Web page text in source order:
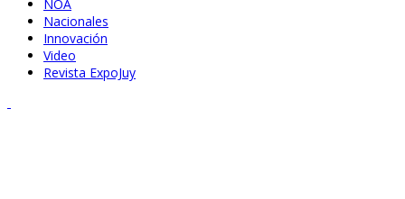
NOA
Nacionales
Innovación
Video
Revista ExpoJuy